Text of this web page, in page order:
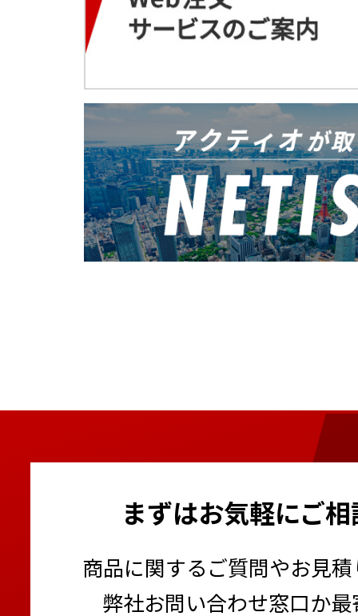
まずはお気軽にご
商品に関するご質問やお見
弊社お問い合わせ窓口か